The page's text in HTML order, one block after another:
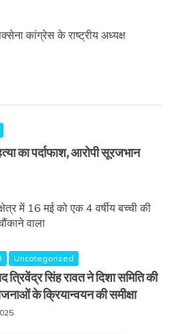
कांग्रेस के राष्ट्रीय अध्यक्ष
का पर्दाफाश, आरोपी सूरजभान
में 16 मई को एक 4 वर्षीय बच्ची की
वाला
Uncategorized
त्रिवेंद्र सिंह रावत ने दिशा समिति की
के क्रियान्वयन की समीक्षा